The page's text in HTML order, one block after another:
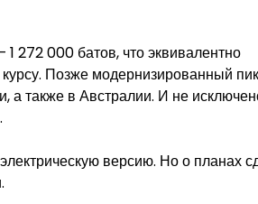
272 000 батов, что эквивалентно
Позже модернизированный
а также в Австралии. И не
версию. Но о планах